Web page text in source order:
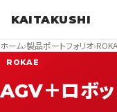
KAITAKUSHI
ホーム›製品ポートフォリオ›
ROKAE
AGV＋ロボ